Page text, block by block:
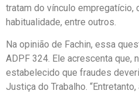
tratam do vínculo empregatício,
habitualidade, entre outros.
Na opinião de Fachin, essa
ADPF 324. Ele acrescenta que,
estabelecido que fraudes
Justiça do Trabalho.